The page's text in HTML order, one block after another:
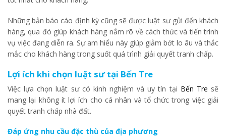
Những bản báo cáo định kỳ cũng sẽ được luật sư gửi đến khách
hàng, qua đó giúp khách hàng nắm rõ về cách thức và tiến trình
vụ việc đang diễn ra. Sự am hiểu này giúp giảm bớt lo âu và thắc
mắc cho khách hàng trong suốt quá trình giải quyết tranh chấp.
Lợi ích khi chọn luật sư tại Bến Tre
Việc lựa chọn luật sư có kinh nghiệm và uy tín tại Bến Tre sẽ
mang lại không ít lợi ích cho cá nhân và tổ chức trong việc giải
quyết tranh chấp nhà đất.
Đáp ứng nhu cầu đặc thù của địa phương